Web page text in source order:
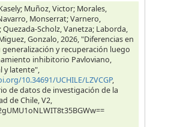
Muñoz, Victor; Morales,
Monserrat; Varnero,
Quezada-Scholz, Vanetza; Laborda,
Gonzalo, 2026, "Diferencias en
generalización y recuperación luego
inhibitorio Pavloviano,
y latente",
10.34691/UCHILE/LZVCGP,
de datos de investigación de la
de Chile, V2,